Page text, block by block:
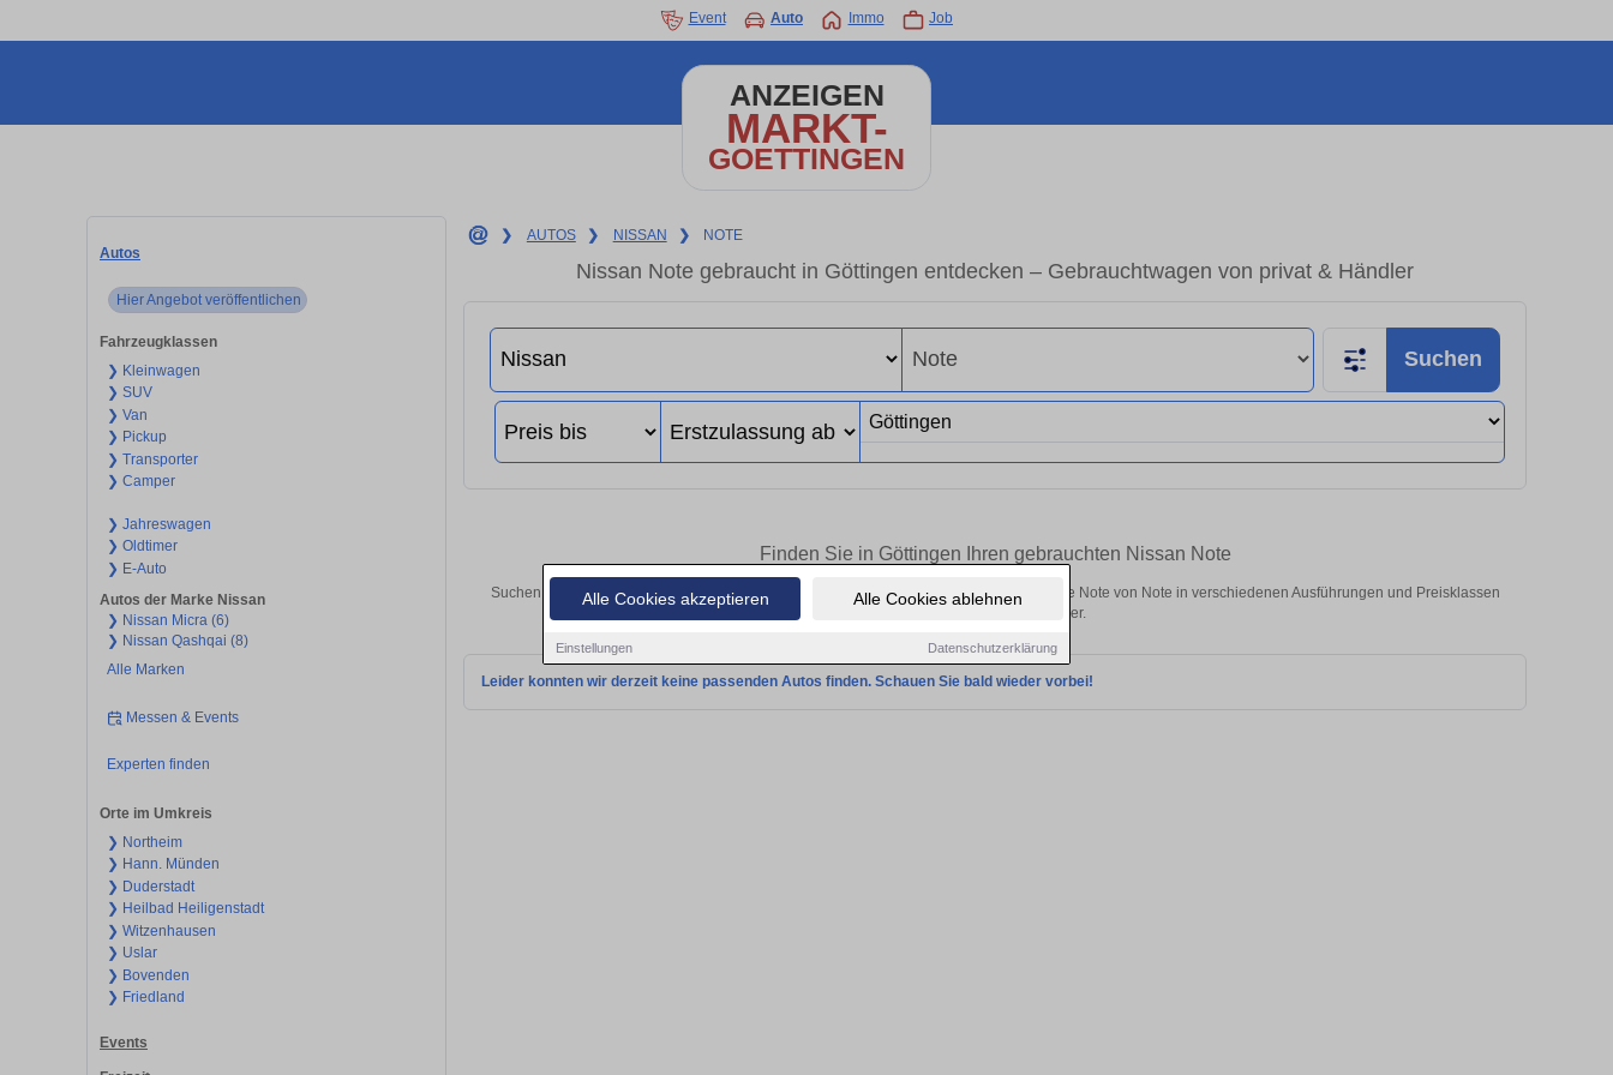
Alle Cookies akzeptieren Alle Cookies ablehnen
Einstellungen Datenschutzerklärung
Event Auto Immo Job
ANZEIGEN
MARKT-
GOETTINGEN
Autos
Hier Angebot veröffentlichen
Fahrzeugklassen
❯ Kleinwagen
❯ SUV
❯ Van
❯ Pickup
❯ Transporter
❯ Camper
❯ Jahreswagen
❯ Oldtimer
❯ E-Auto
Autos der Marke Nissan
❯ Nissan Micra (6)
❯ Nissan Qashqai (8)
Alle Marken
Messen & Events
Experten finden
Orte im Umkreis
❯ Northeim
❯ Hann. Münden
❯ Duderstadt
❯ Heilbad Heiligenstadt
❯ Witzenhausen
❯ Uslar
❯ Bovenden
❯ Friedland
Events
❯ AUTOS ❯ NISSAN ❯ NOTE
Nissan Note gebraucht in Göttingen entdecken – Gebrauchtwagen von privat & Händler
Suchen
Finden Sie in Göttingen Ihren gebrauchten Nissan Note
Suchen Sie in Göttingen einen Nissan Note Gebrauchtwagen? Entdecken Sie gebrauchte Note von Note in verschiedenen Ausführungen und Preisklassen
von privat und vom Händler.
Leider konnten wir derzeit keine passenden Autos finden. Schauen Sie bald wieder vorbei!